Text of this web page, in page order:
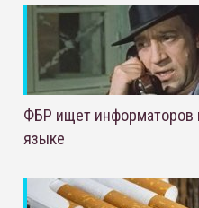
ФБР ищет информаторов
языке